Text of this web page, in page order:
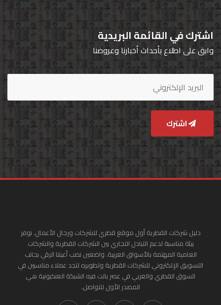
اشترك في القائمة البريدية
وابق على اطلاع بأحداث أخبارنا وعروضنا
اشترك
دليل شركات القطرية أول موقع قطري للشركات ورجال الأعمال. نوفر
بيئة مناسبة لدعم التبادل التجاري بين الشركات القطرية والشركات
العامية المهتمة بالأسواق العربية. واضعين نصب أعيننا الرقي بجانب
التسويق الإلكتروني للشركات القطرية وتطويره لتجد عملاء مناسبين في
السوق القطري والعربي في عصر باتت فيه الشبكة العنكبونية هي
المصدر الأول للتواصل.